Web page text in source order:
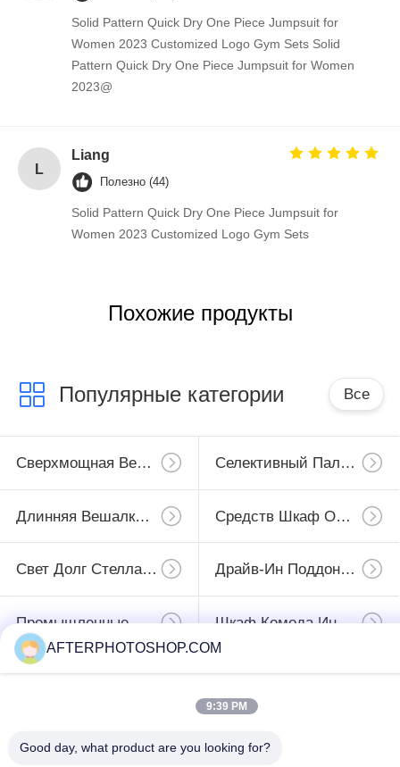
Solid Pattern Quick Dry One Piece Jumpsuit for
Women 2023 Customized Logo Gym Sets Solid
Pattern Quick Dry One Piece Jumpsuit for Women
2023@
L
Liang
Полезно (44)
Solid Pattern Quick Dry One Piece Jumpsuit for
Women 2023 Customized Logo Gym Sets
Похожие продукты
Популярные категории Все
Сверхмощная Вешалка Паллета Селективный Паллетные Стеллажи
Длинняя Вешалка Пяди Средств Шкаф Обязанности
Свет Долг Стеллажей Драйв-Ин Поддонов Стеллажи
Промышленные Workbenches Шкаф Комода Инструмента
AFTERPHOTOSHOP.COM
9:39 PM
Good day, what product are you looking for?